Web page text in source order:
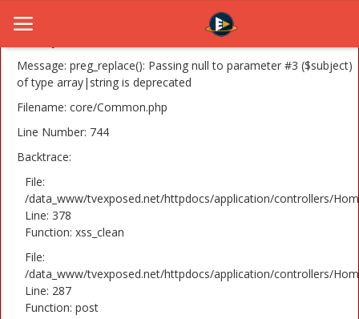
A PHP Error was encountered
Message: preg_replace(): Passing null to parameter #3 ($subject)
of type array|string is deprecated
Filename: core/Common.php
Line Number: 744
Backtrace:
File:
/data_www/tvexposed.net/httpdocs/application/controllers/
Line: 378
Function: xss_clean
File:
/data_www/tvexposed.net/httpdocs/application/controllers/
Line: 287
Function: post
Home
TV Serije
Filmovi
Glumci
Contact